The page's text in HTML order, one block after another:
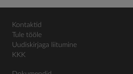
Kontaktid
Tule tööle
Uudiskirjaga liitumine
KKK